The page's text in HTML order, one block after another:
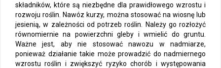
składników, które są niezbędne dla prawidłowego wzrostu i
rozwoju roślin. Nawóz kurzy, można stosować na wiosnę lub
jesienią, w zależności od potrzeb roślin. Należy go rozłożyć
równomiernie na powierzchni gleby i wmielić do gruntu.
Ważne jest, aby nie stosować nawozu w nadmiarze,
ponieważ działanie takie może prowadzić do nadmiernego
wzrostu roślin i zwiększyć ryzyko chorób i występowania